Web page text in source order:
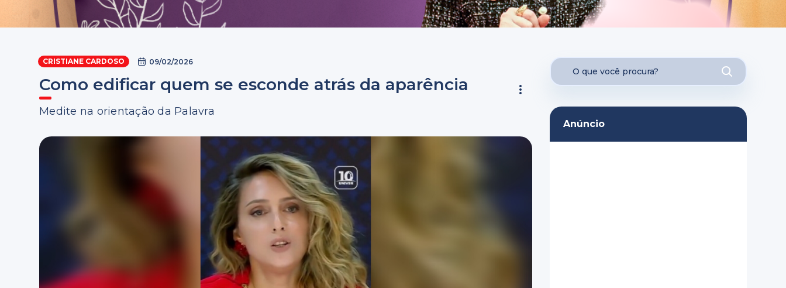
CRISTIANE CARDOSO 09/02/2026
Como edificar quem se esconde atrás da aparência
Medite na orientação da Palavra
Anúncio